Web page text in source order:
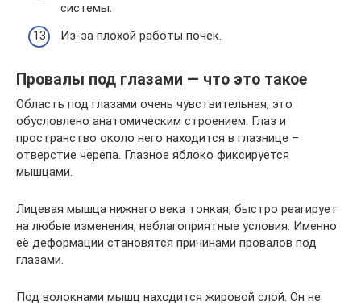
системы.
Из-за плохой работы почек.
Провалы под глазами — что это такое
Область под глазами очень чувствительная, это
обусловлено анатомическим строением. Глаз и
пространство около него находится в глазнице –
отверстие черепа. Глазное яблоко фиксируется
мышцами.
Лицевая мышца нижнего века тонкая, быстро реагирует
на любые изменения, неблагоприятные условия. Именно
её деформации становятся причинами провалов под
глазами.
Под волокнами мышц находится жировой слой. Он не